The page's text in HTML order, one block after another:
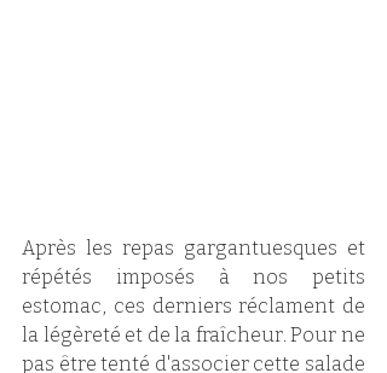
Après les repas gargantuesques et
répétés imposés à nos petits
estomac, ces derniers réclament de
la légèreté et de la fraîcheur. Pour ne
pas être tenté d'associer cette salade